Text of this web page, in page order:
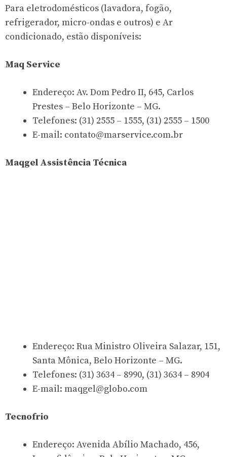
Para eletrodomésticos (lavadora, fogão,
refrigerador, micro-ondas e outros) e Ar
condicionado, estão disponíveis:
Maq Service
Endereço: Av. Dom Pedro II, 645, Carlos
Prestes – Belo Horizonte – MG.
Telefones: (31) 2555 – 1555, (31) 2555 – 1500
E-mail: contato@marservice.com.br
Maqgel Assistência Técnica
Endereço: Rua Ministro Oliveira Salazar, 151,
Santa Mônica, Belo Horizonte – MG.
Telefones: (31) 3634 – 8990, (31) 3634 – 8904
E-mail: maqgel@globo.com
Tecnofrio
Endereço: Avenida Abílio Machado, 456,